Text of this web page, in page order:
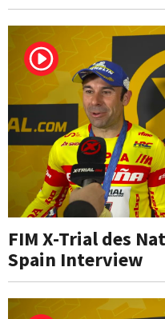
FIM X-Trial des
Spain Interview